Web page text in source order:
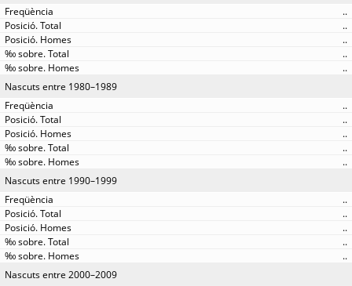
..
..
..
..
..
Nascuts entre 1980–1989
..
..
..
..
..
Nascuts entre 1990–1999
..
..
..
..
..
Nascuts entre 2000–2009